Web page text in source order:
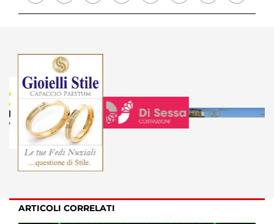
ARTICOLI CORRELATI